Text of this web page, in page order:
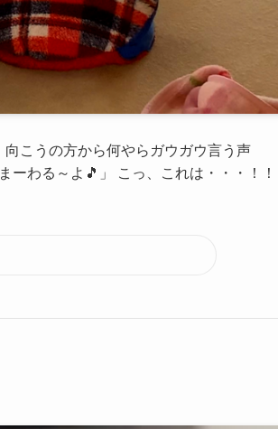
こうの方から何やらガウガウ言う声
わる～よ🎵」 こっ、これは・・・！！